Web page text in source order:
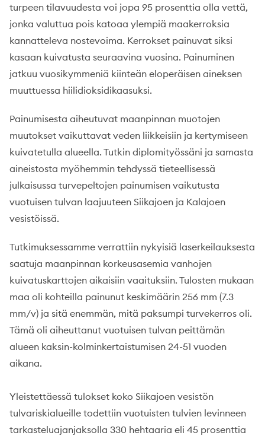
turpeen tilavuudesta voi jopa 95 prosenttia olla vettä,
jonka valuttua pois katoaa ylempiä maakerroksia
kannatteleva nostevoima. Kerrokset painuvat siksi
kasaan kuivatusta seuraavina vuosina. Painuminen
jatkuu vuosikymmeniä kiinteän eloperäisen aineksen
muuttuessa hiilidioksidikaasuksi.
Painumisesta aiheutuvat maanpinnan muotojen
muutokset vaikuttavat veden liikkeisiin ja kertymiseen
kuivatetulla alueella. Tutkin diplomityössäni ja samasta
aineistosta myöhemmin tehdyssä tieteellisessä
julkaisussa turvepeltojen painumisen vaikutusta
vuotuisen tulvan laajuuteen Siikajoen ja Kalajoen
vesistöissä.
Tutkimuksessamme verrattiin nykyisiä laserkeilauksesta
saatuja maanpinnan korkeusasemia vanhojen
kuivatuskarttojen aikaisiin vaaituksiin. Tulosten mukaan
maa oli kohteilla painunut keskimäärin 256 mm (7.3
mm/v) ja sitä enemmän, mitä paksumpi turvekerros oli.
Tämä oli aiheuttanut vuotuisen tulvan peittämän
alueen kaksin-kolminkertaistumisen 24-51 vuoden
aikana.
Yleistettäessä tulokset koko Siikajoen vesistön
tulvariskialueille todettiin vuotuisten tulvien levinneen
tarkasteluajanjaksolla 330 hehtaaria eli 45 prosenttia